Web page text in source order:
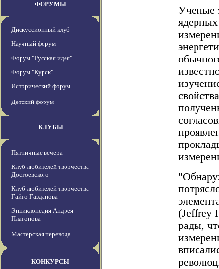
ФОРУМЫ
Дискуссионный клуб
Научный форум
Форум "Русская идея"
Форум "Курск"
Исторический форум
Детский форум
КЛУБЫ
Пятничные вечера
Клуб любителей творчества
Достоевского
Клуб любителей творчества
Гайто Газданова
Энциклопедия Андрея
Платонова
Мастерская перевода
КОНКУРСЫ
Ученые
(Jeffrey
рады,